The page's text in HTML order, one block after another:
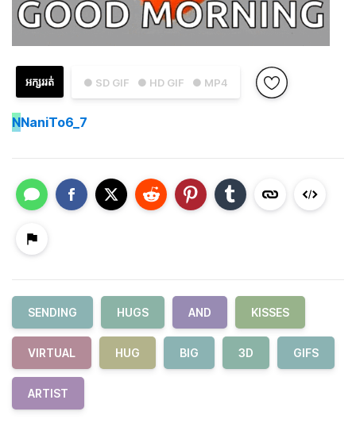
● SD GIF ● HD GIF ● MP4
អក្សររត់
NNaniTo6_7
SENDING HUGS AND KISSES
VIRTUAL HUG BIG 3D GIFS
ARTIST